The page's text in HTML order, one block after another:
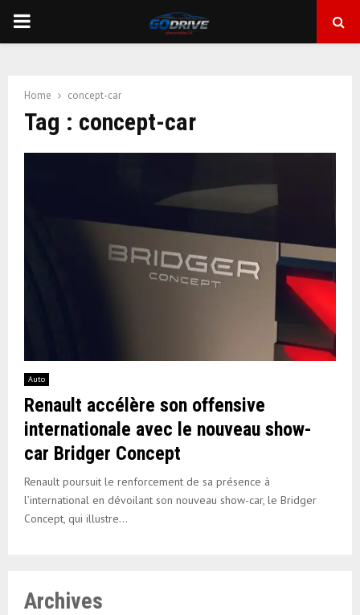
PRIMARY
Home concept-car
Tag : concept-car
Auto
Renault accélère son offensive
internationale avec le nouveau show-
car Bridger Concept
Renault poursuit le renforcement de sa présence à
l’international en dévoilant son nouveau show-car, le Bridger
Concept, qui illustre...
Archives